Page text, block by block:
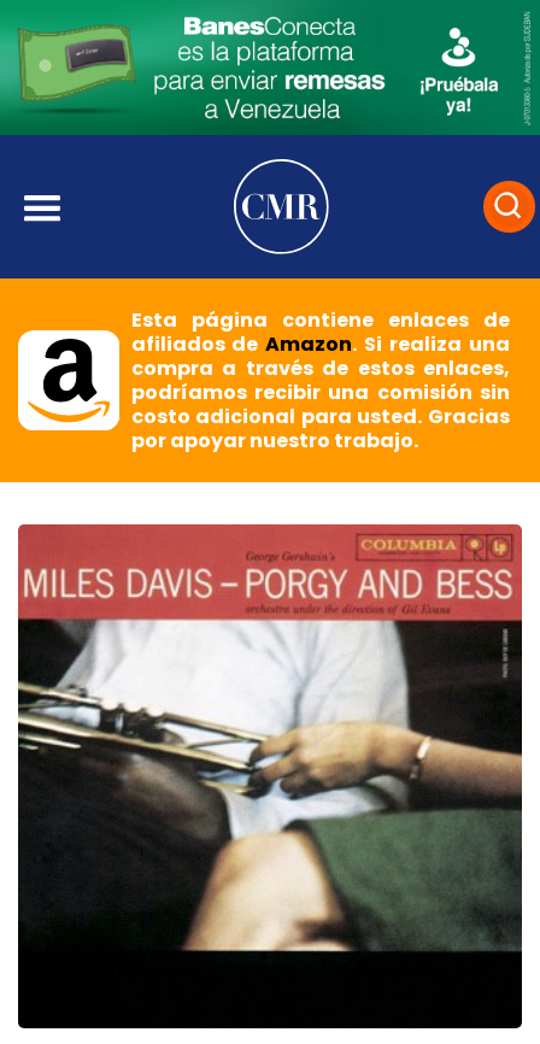
Esta página contiene enlaces de
afiliados deAmazon. Si realiza una
compra a través de estos enlaces,
podríamos recibir una comisión sin
costo adicional para usted. Gracias
por apoyar nuestro trabajo.